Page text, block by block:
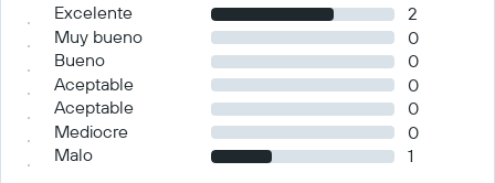
Excelente
2
Muy bueno
0
Bueno
0
Aceptable
0
Aceptable
0
Mediocre
0
Malo
1